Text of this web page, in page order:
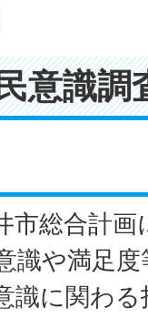
意識調
市総合計
識や満足
識に関わ